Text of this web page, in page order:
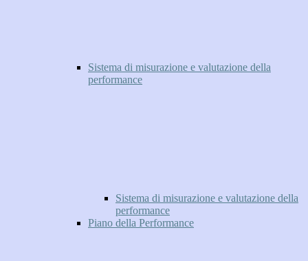
Sistema di misurazione e valutazione della
performance
Sistema di misurazione e valutazione della
performance
Piano della Performance